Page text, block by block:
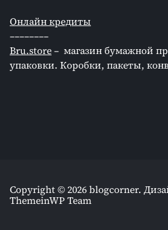
Онлайн кредиты
––––––––
Bru.store– магазин бумажной
упаковки. Коробки, пакеты,
Copyright © 2026 blogcorner.
ThemeinWP Team